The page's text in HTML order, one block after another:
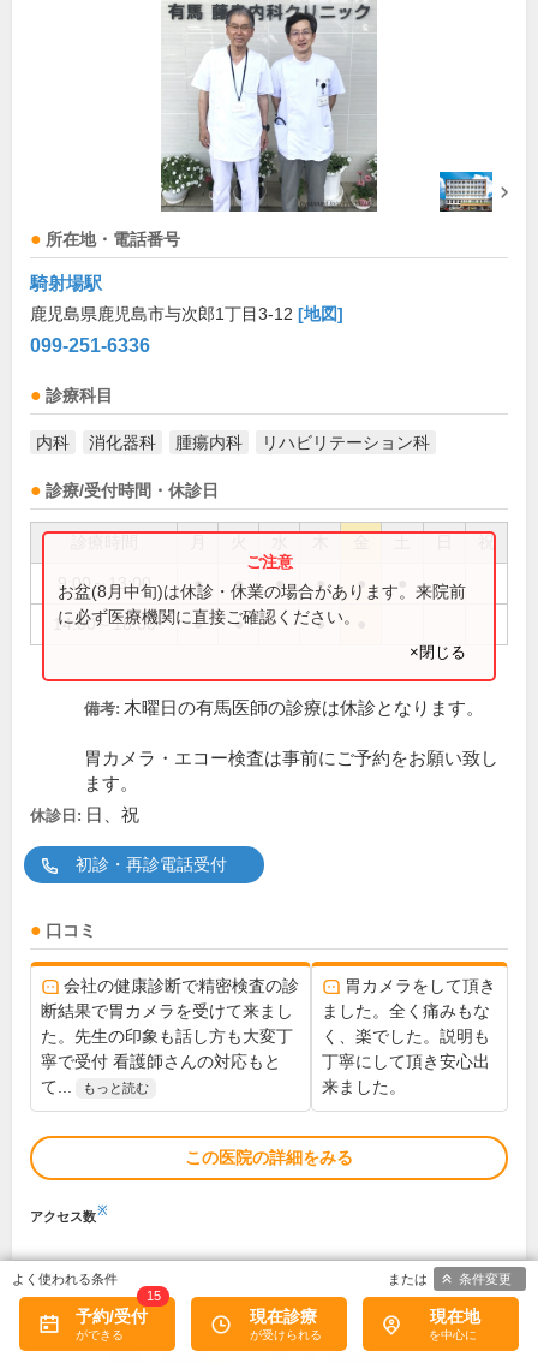
所在地・電話番号
騎射場駅
鹿児島県鹿児島市与次郎1丁目3-12 [地図]
099-251-6336
診療科目
内科 消化器科 腫瘍内科 リハビリテーション科
診療/受付時間・休診日
祝
9:00～13:00 ● ● ● ● ●
14:00～18:00 ● ● ●
お盆(8月中旬)は休診・休業の場合があります。来院前
に必ず医療機関に直接ご確認ください。
×閉じる
備考: 木曜日の有馬医師の診療は休診となります。
胃カメラ・エコー検査は事前にご予約をお願い致し
ます。
休診日: 日、祝
初診・再診電話受付
口コミ
会社の健康診断で精密検査の診
断結果で胃カメラを受けて来まし
た。先生の印象も話し方も大変丁
寧で受付 看護師さんの対応もと
て...
もっと読む
胃カメラをして頂き
ました。全く痛みもな
く、楽でした。説明も
丁寧にして頂き安心出
来ました。
この医院の詳細をみる
アクセス数※
植村病院
予約/受付
15
現在診療 現在地
条件変更